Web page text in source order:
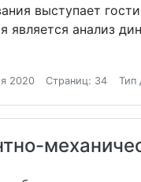
выступает
является анализ
2020 Страниц: 34 Тип